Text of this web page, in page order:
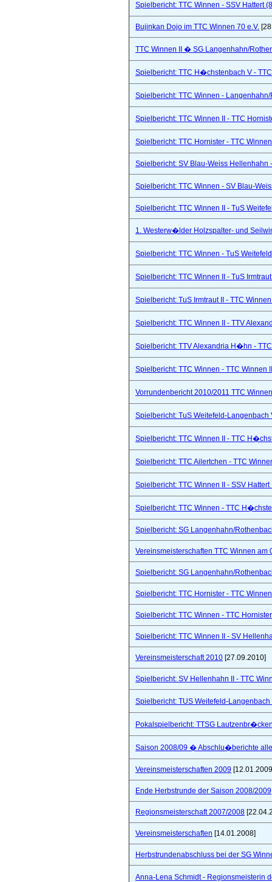
Spielbericht: TTC Winnen - SSV Hattert
Bujinkan Dojo im TTC Winnen 70 e.V.
TTC Winnen II � SG Langenhahn/
Spielbericht: TTC H�chstenbach V -
Spielbericht: TTC Winnen -
Spielbericht: TTC Winnen II - TTC
Spielbericht: TTC Hornister - TTC
Spielbericht: SV Blau-Weiss Hellenhahn
Spielbericht: TTC Winnen - SV Blau-
Spielbericht: TTC Winnen II - TuS
1. Westerw�lder Holzspalter- und
Spielbericht: TTC Winnen - TuS
Spielbericht: TTC Winnen II - TuS
Spielbericht: TuS Irmtraut II - TTC
Spielbericht: TTC Winnen II - TTV
Spielbericht: TTV Alexandria H�hn -
Spielbericht: TTC Winnen - TTC Winnen
Vorrundenbericht 2010/2011 TTC
Spielbericht: TuS Weitefeld-
Spielbericht: TTC Winnen II - TTC
Spielbericht: TTC Ailertchen - TTC
Spielbericht: TTC Winnen II - SSV
Spielbericht: TTC Winnen - TTC
Spielbericht: SG Langenhahn/
Vereinsmeisterschaften TTC Winnen am
Spielbericht: SG Langenhahn/
Spielbericht: TTC Hornister - TTC
Spielbericht: TTC Winnen - TTC
Spielbericht: TTC Winnen II - SV
Vereinsmeisterschaft 2010 [27.09.2010]
Spielbericht: SV Hellenhahn II - TTC
Spielbericht: TUS Weitefeld-
Pokalspielbericht: TTSG
Saison 2008/09 � Abschlu�berichte
Vereinsmeisterschaften 2009
Ende Herbstrunde der Saison 2008/2009
Regionsmeisterschaft 2007/2008
Vereinsmeisterschaften [14.01.2008]
Herbstrundenabschluss bei der SG
Anna-Lena Schmidt - Regionsmeisterin